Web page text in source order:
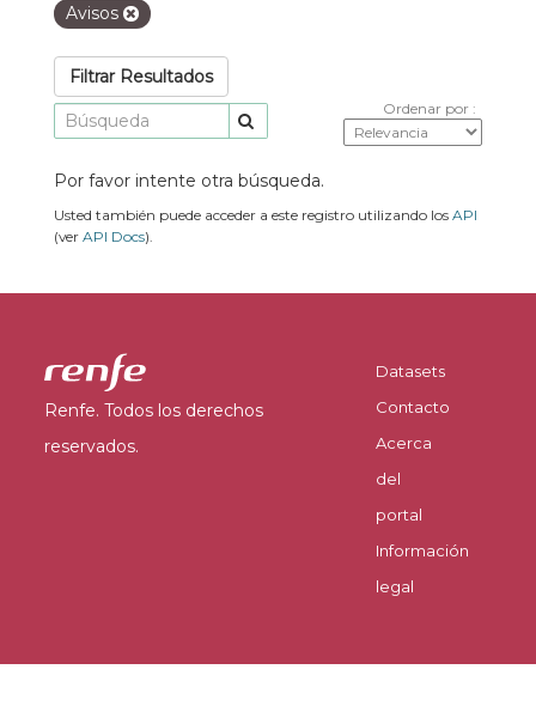
Avisos
Filtrar Resultados
Ordenar por
Por favor intente otra búsqueda.
Usted también puede acceder a este registro utilizando los API
(ver API Docs).
Renfe. Todos los derechos
reservados.
Datasets
Contacto
Acerca
del
portal
Información
legal